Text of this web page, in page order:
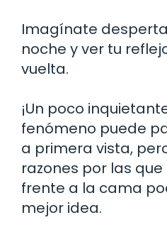
Imagínate
noche y ver tu
vuelta.
¡Un poco
fenómeno puede
a primera vista,
razones por las
frente a la cama
mejor idea.